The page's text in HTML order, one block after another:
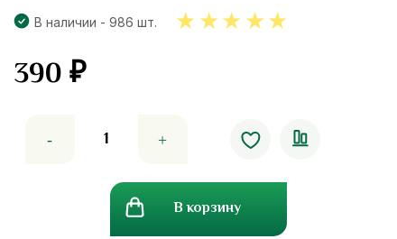
В наличии - 986 шт.
390₽
товара
В корзину